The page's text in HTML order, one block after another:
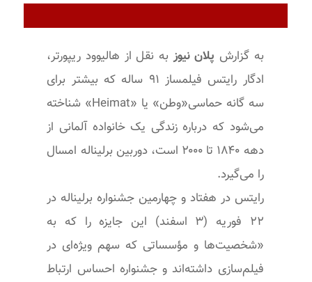
به گزارش پلان نیوزبه نقل از هالیوود ریپورتر،
ادگار رایتس فیلمساز ۹۱ ساله که بیشتر برای
سه گانه حماسی«وطن» یا «Heimat» شناخته
می‌شود که درباره زندگی یک خانواده آلمانی از
دهه ۱۸۴۰ تا ۲۰۰۰ است، دوربین برلیناله امسال
را می‌گیرد.
رایتس در هفتاد و چهارمین جشنواره برلیناله در
۲۲ فوریه (۳ اسفند) این جایزه را که به
«شخصیت‌ها و مؤسساتی که سهم ویژه‌ای در
فیلم‌سازی داشته‌اند و جشنواره احساس ارتباط